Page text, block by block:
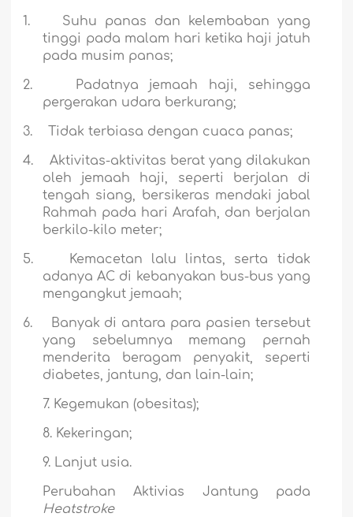
1.
Suhu panas dan kelembaban yang
tinggi pada malam hari ketika haji jatuh
pada musim panas;
2.
Padatnya jemaah haji, sehingga
pergerakan udara berkurang;
3. Tidak terbiasa dengan cuaca panas;
4.
Aktivitas-aktivitas berat yang dilakukan
oleh jemaah haji, seperti berjalan di
tengah siang, bersikeras mendaki jabal
Rahmah pada hari Arafah, dan berjalan
berkilo-kilo meter;
5.
Kemacetan lalu lintas, serta tidak
adanya AC di kebanyakan bus-bus yang
mengangkut jemaah;
6.
Banyak di antara para pasien tersebut
yang sebelumnya memang pernah
menderita beragam penyakit, seperti
diabetes, jantung, dan lain-lain;
7. Kegemukan (obesitas);
8. Kekeringan;
9. Lanjut usia.
Perubahan Aktivias Jantung pada
Heatstroke